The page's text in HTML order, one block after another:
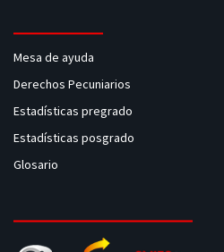
Mesa de ayuda
Derechos Pecuniarios
Estadísticas pregrado
Estadísticas posgrado
Glosario